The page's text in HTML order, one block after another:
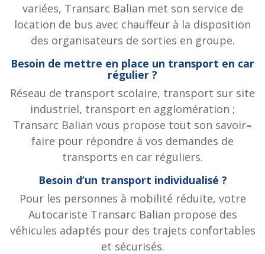
variées, Transarc Balian met son service de
location de bus avec chauffeur à la disposition
des organisateurs de sorties en groupe.
Besoin de mettre en place un transport en car
régulier ?
Réseau de transport scolaire, transport sur site
industriel, transport en agglomération ;
Transarc Balian vous propose tout son savoir–
faire pour répondre à vos demandes de
transports en car réguliers.
Besoin d’un transport individualisé ?
Pour les personnes à mobilité réduite, votre
Autocariste Transarc Balian propose des
véhicules adaptés pour des trajets confortables
et sécurisés.